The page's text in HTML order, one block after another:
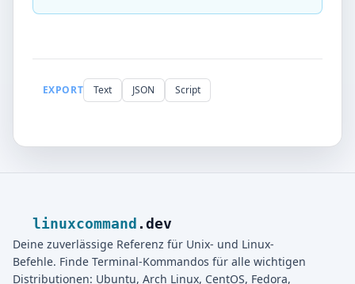
EXPORT Text JSON Script
linuxcommand .dev
Deine zuverlässige Referenz für Unix- und Linux-
Befehle. Finde Terminal-Kommandos für alle wichtigen
Distributionen: Ubuntu, Arch Linux, CentOS, Fedora,